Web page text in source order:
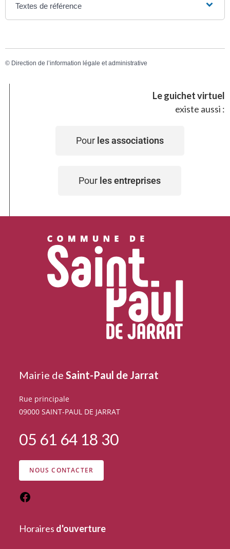
Textes de référence
© Direction de l’information légale et administrative
Le guichet virtuel
existe aussi :
Pour les associations
Pour les entreprises
Mairie deSaint-Paul de Jarrat
Rue principale
09000 SAINT-PAUL DE JARRAT
05 61 64 18 30
NOUS CONTACTER
Horaires d'ouverture